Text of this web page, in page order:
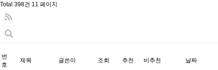
Total 398건 11 페이지
번
호
제목 글쓴이 조회 추천 비추천 날짜